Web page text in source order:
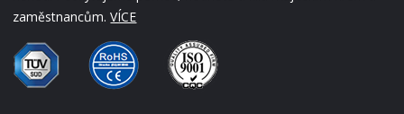
zaměstnancům.VÍCE